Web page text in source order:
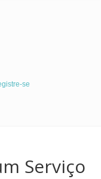
se
Serviço